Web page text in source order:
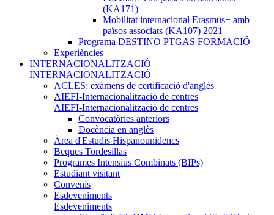
(KA171)
Mobilitat internacional Erasmus+ amb
països associats (KA107) 2021
Programa DESTINO PTGAS FORMACIÓ
Experiències
INTERNACIONALITZACIÓ
INTERNACIONALITZACIÓ
ACLES: exàmens de certificació d'anglés
AIEFI-Internacionalització de centres
AIEFI-Internacionalització de centres
Convocatòries anteriors
Docència en anglès
Àrea d'Estudis Hispanounidencs
Beques Tordesillas
Programes Intensius Combinats (BIPs)
Estudiant visitant
Convenis
Esdeveniments
Esdeveniments